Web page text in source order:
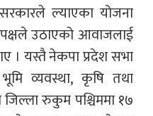
ल्याएका योजना
उठाएको आवाजलाई
। यस्तै नेकपा प्रदेश सभा
व्यवस्था, कृषि तथा
जिल्ला रुकुम पश्चिममा १७